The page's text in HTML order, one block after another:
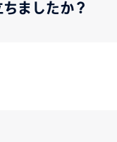
ましたか？